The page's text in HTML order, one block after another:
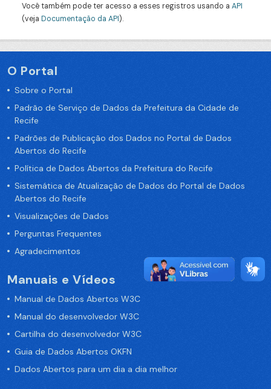
Você também pode ter acesso a esses registros usando a API
(veja Documentação da API).
O Portal
Sobre o Portal
Padrão de Serviço de Dados da Prefeitura da Cidade de
Recife
Padrões de Publicação dos Dados no Portal de Dados
Abertos do Recife
Política de Dados Abertos da Prefeitura do Recife
Sistemática de Atualização de Dados do Portal de Dados
Abertos do Recife
Visualizações de Dados
Perguntas Frequentes
Agradecimentos
Manuais e Vídeos
Manual de Dados Abertos W3C
Manual do desenvolvedor W3C
Cartilha do desenvolvedor W3C
Guia de Dados Abertos OKFN
Dados Abertos para um dia a dia melhor